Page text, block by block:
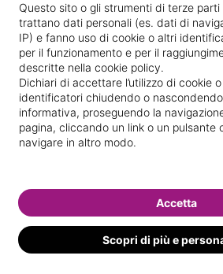
Specializzata in
Vedi le informazioni di
Questo sito o gli strumenti di terze
trattano dati personali (es. dati di
IP) e fanno uso di cookie o altri
per il funzionamento e per il
descritte nella cookie policy.
Dichiari di accettare l’utilizzo di cookie
identificatori chiudendo o
informativa, proseguendo la
pagina, cliccando un link o un pulsante
navigare in altro modo.
Scopri di più e
Accetta